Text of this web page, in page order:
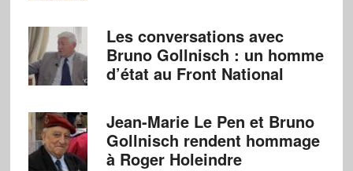
Les conversations avec
Bruno Gollnisch : un homme
d’état au Front National
Jean-Marie Le Pen et Bruno
Gollnisch rendent hommage
à Roger Holeindre